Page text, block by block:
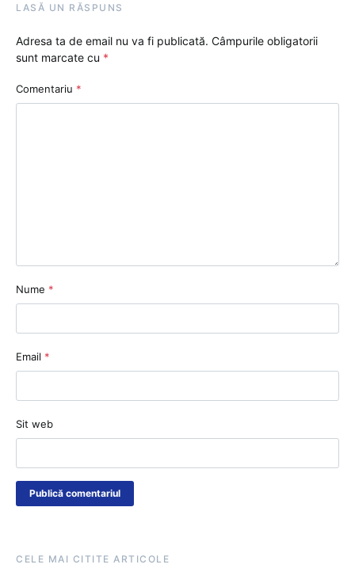
LASĂ UN RĂSPUNS
Adresa ta de email nu va fi publicată. Câmpurile obligatorii
sunt marcate cu *
Comentariu *
Nume *
Email *
Sit web
CELE MAI CITITE ARTICOLE